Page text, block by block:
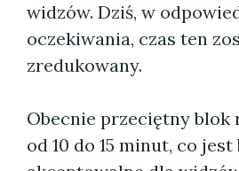
widzów. Dziś, w
oczekiwania, czas ten
zredukowany.
Obecnie przeciętny
od 10 do 15 minut, co